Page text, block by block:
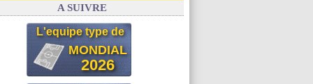
A SUIVRE
L'equipe type de
MONDIAL
2026